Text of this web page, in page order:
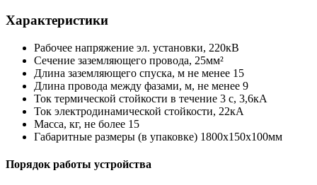
Характеристики
Рабочее напряжение эл. установки, 220кВ
Сечение заземляющего провода, 25мм²
Длина заземляющего спуска, м не менее 15
Длина провода между фазами, м, не менее 9
Ток термической стойкости в течение 3 с, 3,6кА
Ток электродинамической стойкости, 22кА
Масса, кг, не более 15
Габаритные размеры (в упаковке) 1800x150х100мм
Порядок работы устройства